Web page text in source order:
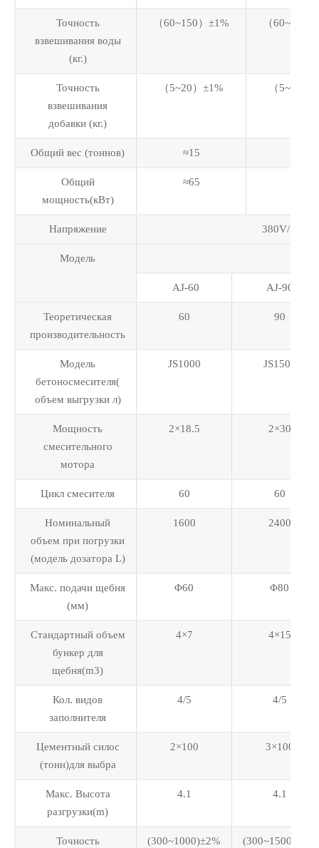
Точность
взвешивания воды
(кг.)
（60~150）±1% （60~150
Точность
взвешивания
добавки (кг.)
（5~20）±1% （5~20）
Общий вес (тоннов) ≈15
Общий
мощность(кВт)
≈65
Напряжение 380V/220V/
Модель
AJ-60 AJ-90
Теоретическая
производительность
60 90
Модель
бетоносмесителя(
объем выгрузки л)
JS1000 JS1500
Мощность
смесительного
мотора
2×18.5 2×30
Цикл смесителя 60 60
Номинальный
объем при погрузки
(модель дозатора L)
1600 2400
Макс. подачи щебня
(мм)
Φ60 Φ80
Стандартный объем
бункер для
щебня(m3)
4×7 4×15
Кол. видов
заполнителя
4/5 4/5
Цементный силос
(тонн)для выбра
2×100 3×100
Макс. Высота
разгрузки(m)
4.1 4.1
Точность
(300~1000)±2% (300~1500)±2%